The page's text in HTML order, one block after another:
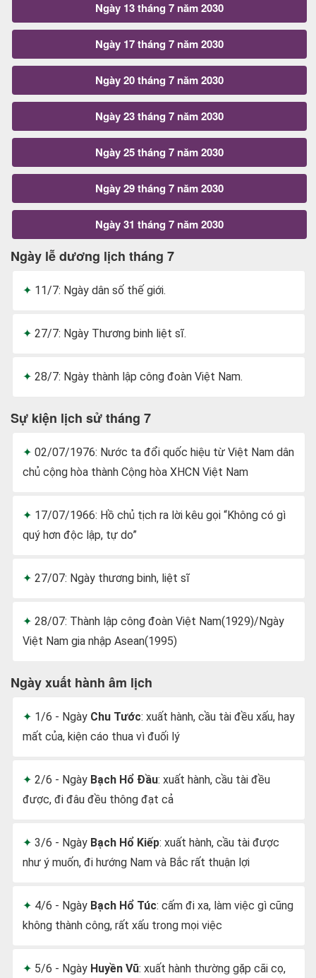
Ngày 13 tháng 7 năm 2030
Ngày 17 tháng 7 năm 2030
Ngày 20 tháng 7 năm 2030
Ngày 23 tháng 7 năm 2030
Ngày 25 tháng 7 năm 2030
Ngày 29 tháng 7 năm 2030
Ngày 31 tháng 7 năm 2030
Ngày lễ dương lịch tháng 7
11/7: Ngày dân số thế giới.
27/7: Ngày Thương binh liệt sĩ.
28/7: Ngày thành lập công đoàn Việt Nam.
Sự kiện lịch sử tháng 7
02/07/1976: Nước ta đổi quốc hiệu từ Việt Nam dân
chủ cộng hòa thành Cộng hòa XHCN Việt Nam
17/07/1966: Hồ chủ tịch ra lời kêu gọi “Không có gì
quý hơn độc lập, tự do”
27/07: Ngày thương binh, liệt sĩ
28/07: Thành lập công đoàn Việt Nam(1929)/Ngày
Việt Nam gia nhập Asean(1995)
Ngày xuất hành âm lịch
1/6 - Ngày Chu Tước: xuất hành, cầu tài đều xấu, hay
mất của, kiện cáo thua vì đuối lý
2/6 - Ngày Bạch Hổ Đầu: xuất hành, cầu tài đều
được, đi đâu đều thông đạt cả
3/6 - Ngày Bạch Hổ Kiếp: xuất hành, cầu tài được
như ý muốn, đi hướng Nam và Bắc rất thuận lợi
4/6 - Ngày Bạch Hổ Túc: cấm đi xa, làm việc gì cũng
không thành công, rất xấu trong mọi việc
5/6 - Ngày Huyền Vũ: xuất hành thường gặp cãi cọ,